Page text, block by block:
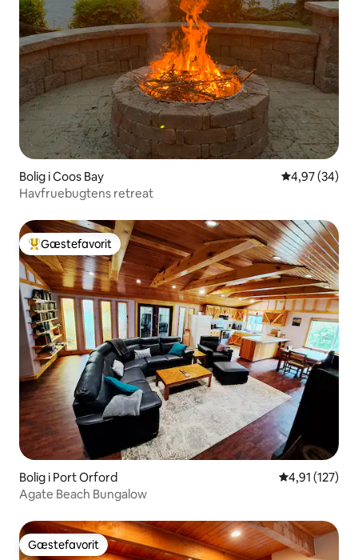
Bolig i Coos Bay 4,97 ud af 5 i
4,97 (34)
Havfruebugtens retreat
Bedste gæstefavorit
Gæstefavorit
Bolig i Port Orford 4,91 ud af 5 i
4,91 (127)
Agate Beach Bungalow
Gæstefavorit
Gæstefavorit